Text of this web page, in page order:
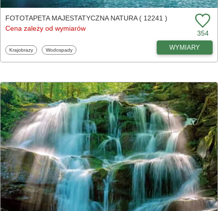
FOTOTAPETA MAJESTATYCZNA NATURA ( 12241 )
Cena zależy od wymiarów
354
Fototapety
Krajobrazy Fototapety
Wodospady WYMIARY